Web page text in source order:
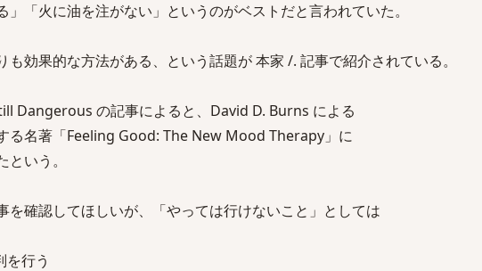
」「火に油を注がない」というのがベストだと言われていた。
も効果的な方法がある、という話題が 本家 /. 記事で紹介されている。
Dangerous の記事によると、David D. Burns による
る名著「Feeling Good: The New Mood Therapy」に
いう。
を確認してほしいが、「やっては行けないこと」としては
を行う